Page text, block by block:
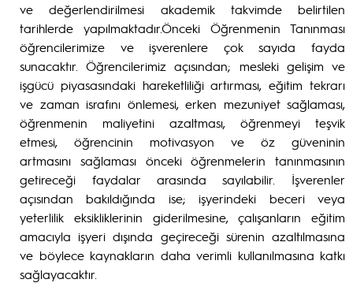
ve değerlendirilmesi akademik takvimde belirtilen
tarihlerde yapılmaktadır.Önceki Öğrenmenin Tanınması
öğrencilerimize ve işverenlere çok sayıda fayda
sunacaktır. Öğrencilerimiz açısından; mesleki gelişim ve
işgücü piyasasındaki hareketliliği artırması, eğitim tekrarı
ve zaman israfını önlemesi, erken mezuniyet sağlaması,
öğrenmenin maliyetini azaltması, öğrenmeyi teşvik
etmesi, öğrencinin motivasyon ve öz güveninin
artmasını sağlaması önceki öğrenmelerin tanınmasının
getireceği faydalar arasında sayılabilir. İşverenler
açısından bakıldığında ise; işyerindeki beceri veya
yeterlilik eksikliklerinin giderilmesine, çalışanların eğitim
amacıyla işyeri dışında geçireceği sürenin azaltılmasına
ve böylece kaynakların daha verimli kullanılmasına katkı
sağlayacaktır.